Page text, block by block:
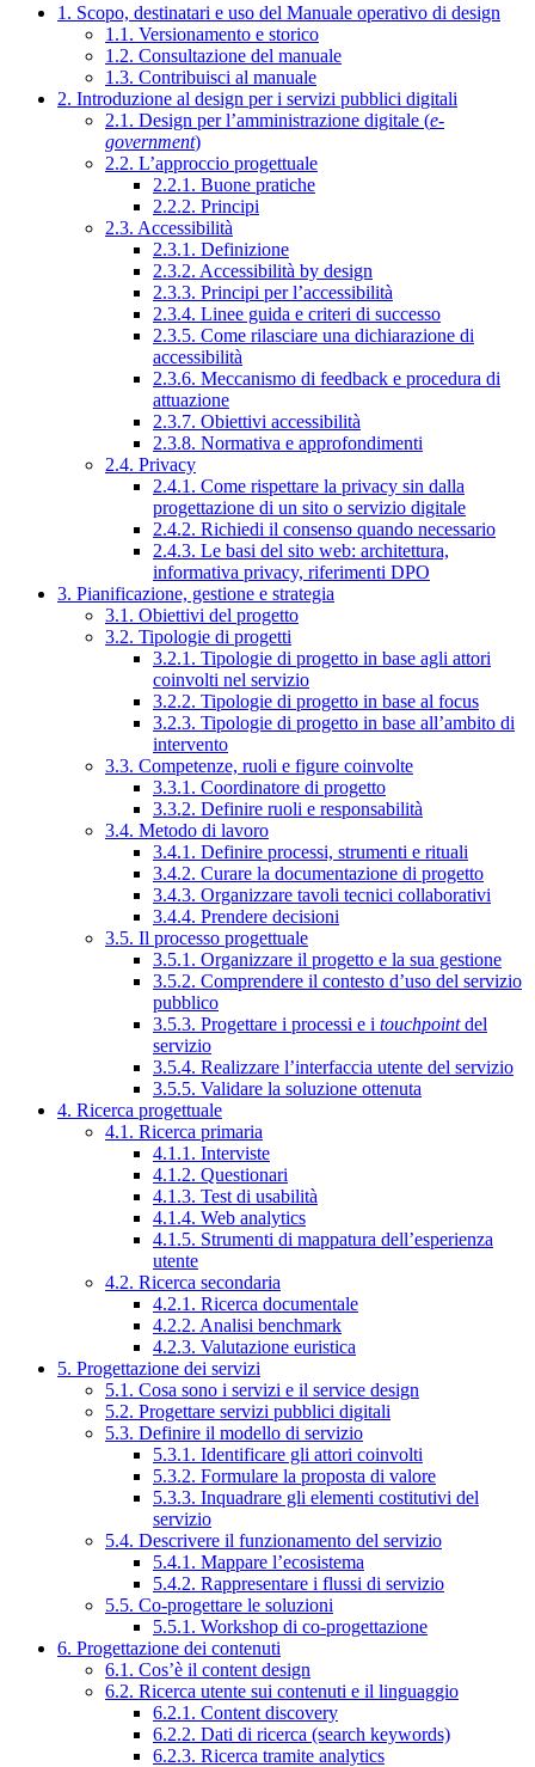
1. Scopo, destinatari e uso del Manuale operativo di design
1.1. Versionamento e storico
1.2. Consultazione del manuale
1.3. Contribuisci al manuale
2. Introduzione al design per i servizi pubblici digitali
2.1. Design per l’amministrazione digitale (e-
government)
2.2. L’approccio progettuale
2.2.1. Buone pratiche
2.2.2. Principi
2.3. Accessibilità
2.3.1. Definizione
2.3.2. Accessibilità by design
2.3.3. Principi per l’accessibilità
2.3.4. Linee guida e criteri di successo
2.3.5. Come rilasciare una dichiarazione di
accessibilità
2.3.6. Meccanismo di feedback e procedura di
attuazione
2.3.7. Obiettivi accessibilità
2.3.8. Normativa e approfondimenti
2.4. Privacy
2.4.1. Come rispettare la privacy sin dalla
progettazione di un sito o servizio digitale
2.4.2. Richiedi il consenso quando necessario
2.4.3. Le basi del sito web: architettura,
informativa privacy, riferimenti DPO
3. Pianificazione, gestione e strategia
3.1. Obiettivi del progetto
3.2. Tipologie di progetti
3.2.1. Tipologie di progetto in base agli attori
coinvolti nel servizio
3.2.2. Tipologie di progetto in base al focus
3.2.3. Tipologie di progetto in base all’ambito di
intervento
3.3. Competenze, ruoli e figure coinvolte
3.3.1. Coordinatore di progetto
3.3.2. Definire ruoli e responsabilità
3.4. Metodo di lavoro
3.4.1. Definire processi, strumenti e rituali
3.4.2. Curare la documentazione di progetto
3.4.3. Organizzare tavoli tecnici collaborativi
3.4.4. Prendere decisioni
3.5. Il processo progettuale
3.5.1. Organizzare il progetto e la sua gestione
3.5.2. Comprendere il contesto d’uso del servizio
pubblico
3.5.3. Progettare i processi e i touchpointdel
servizio
3.5.4. Realizzare l’interfaccia utente del servizio
3.5.5. Validare la soluzione ottenuta
4. Ricerca progettuale
4.1. Ricerca primaria
4.1.1. Interviste
4.1.2. Questionari
4.1.3. Test di usabilità
4.1.4. Web analytics
4.1.5. Strumenti di mappatura dell’esperienza
utente
4.2. Ricerca secondaria
4.2.1. Ricerca documentale
4.2.2. Analisi benchmark
4.2.3. Valutazione euristica
5. Progettazione dei servizi
5.1. Cosa sono i servizi e il service design
5.2. Progettare servizi pubblici digitali
5.3. Definire il modello di servizio
5.3.1. Identificare gli attori coinvolti
5.3.2. Formulare la proposta di valore
5.3.3. Inquadrare gli elementi costitutivi del
servizio
5.4. Descrivere il funzionamento del servizio
5.4.1. Mappare l’ecosistema
5.4.2. Rappresentare i flussi di servizio
5.5. Co-progettare le soluzioni
5.5.1. Workshop di co-progettazione
6. Progettazione dei contenuti
6.1. Cos’è il content design
6.2. Ricerca utente sui contenuti e il linguaggio
6.2.1. Content discovery
6.2.2. Dati di ricerca (search keywords)
6.2.3. Ricerca tramite analytics